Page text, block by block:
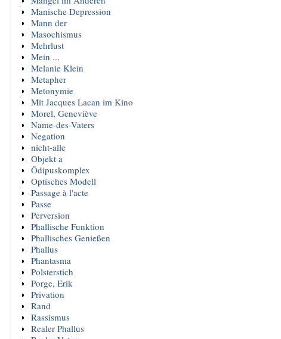
Manische Depression
Mann der
Masochismus
Mehrlust
Mein ...
Melanie Klein
Metapher
Metonymie
Mit Jacques Lacan im Kino
Morel, Geneviève
Name-des-Vaters
Negation
nicht-alle
Objekt a
Ödipuskomplex
Optisches Modell
Passage à l'acte
Passe
Perversion
Phallische Funktion
Phallisches Genießen
Phallus
Phantasma
Polsterstich
Porge, Erik
Privation
Rand
Rassismus
Realer Phallus